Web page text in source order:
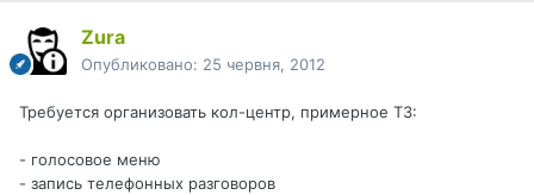
Zura
Опубликовано: 25 червня, 2012
Требуется организовать кол-центр, примерное ТЗ:
- голосовое меню
- запись телефонных разговоров